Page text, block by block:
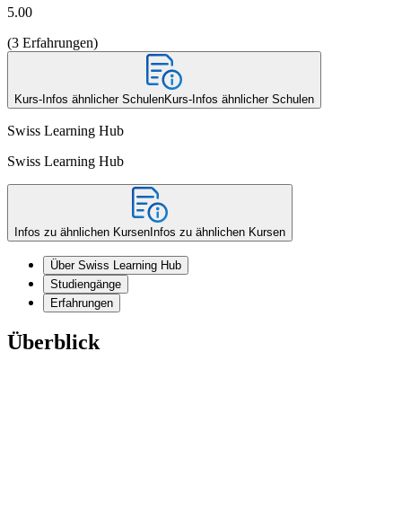
5.00
(3 Erfahrungen)
Kurs-Infos ähnlicher SchulenKurs-Infos ähnlicher Schulen
Swiss Learning Hub
Swiss Learning Hub
Infos zu ähnlichen Kursen Infos zu ähnlichen Kursen
Über Swiss Learning Hub
Studiengänge
Erfahrungen
Überblick